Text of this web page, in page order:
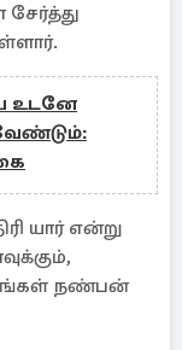
உடனே
யார் என்று
தங்கள் நண்பன்